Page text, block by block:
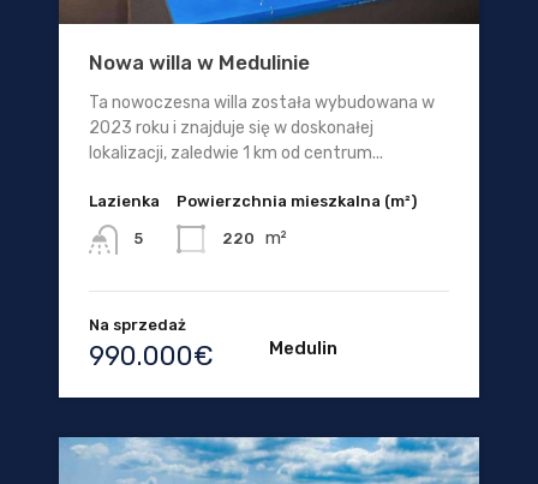
Nowa willa w Medulinie
Ta nowoczesna willa została wybudowana w
2023 roku i znajduje się w doskonałej
lokalizacji, zaledwie 1 km od centrum...
Lazienka
5
Powierzchnia mieszkalna (m²)
220 m²
Na sprzedaż
990.000€ Medulin